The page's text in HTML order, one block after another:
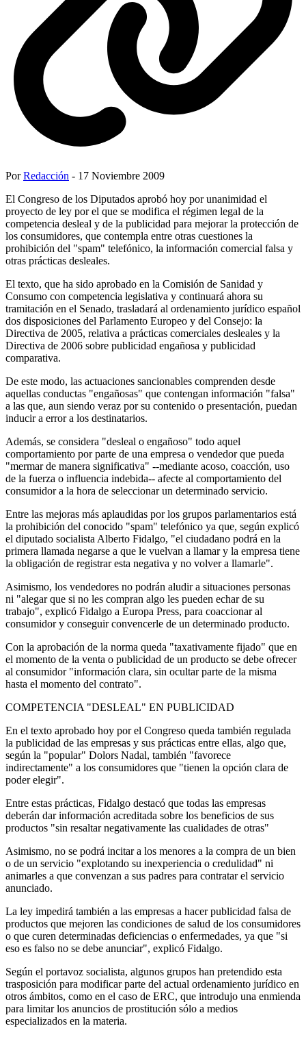
PorRedacción - 17 Noviembre 2009
El Congreso de los Diputados aprobó hoy por unanimidad el
proyecto de ley por el que se modifica el régimen legal de la
competencia desleal y de la publicidad para mejorar la protección de
los consumidores, que contempla entre otras cuestiones la
prohibición del "spam" telefónico, la información comercial falsa y
otras prácticas desleales.
El texto, que ha sido aprobado en la Comisión de Sanidad y
Consumo con competencia legislativa y continuará ahora su
tramitación en el Senado, trasladará al ordenamiento jurídico español
dos disposiciones del Parlamento Europeo y del Consejo: la
Directiva de 2005, relativa a prácticas comerciales desleales y la
Directiva de 2006 sobre publicidad engañosa y publicidad
comparativa.
De este modo, las actuaciones sancionables comprenden desde
aquellas conductas "engañosas" que contengan información "falsa"
a las que, aun siendo veraz por su contenido o presentación, puedan
inducir a error a los destinatarios.
Además, se considera "desleal o engañoso" todo aquel
comportamiento por parte de una empresa o vendedor que pueda
"mermar de manera significativa" --mediante acoso, coacción, uso
de la fuerza o influencia indebida-- afecte al comportamiento del
consumidor a la hora de seleccionar un determinado servicio.
Entre las mejoras más aplaudidas por los grupos parlamentarios está
la prohibición del conocido "spam" telefónico ya que, según explicó
el diputado socialista Alberto Fidalgo, "el ciudadano podrá en la
primera llamada negarse a que le vuelvan a llamar y la empresa tiene
la obligación de registrar esta negativa y no volver a llamarle".
Asimismo, los vendedores no podrán aludir a situaciones personas
ni "alegar que si no les compran algo les pueden echar de su
trabajo", explicó Fidalgo a Europa Press, para coaccionar al
consumidor y conseguir convencerle de un determinado producto.
Con la aprobación de la norma queda "taxativamente fijado" que en
el momento de la venta o publicidad de un producto se debe ofrecer
al consumidor "información clara, sin ocultar parte de la misma
hasta el momento del contrato".
COMPETENCIA "DESLEAL" EN PUBLICIDAD
En el texto aprobado hoy por el Congreso queda también regulada
la publicidad de las empresas y sus prácticas entre ellas, algo que,
según la "popular" Dolors Nadal, también "favorece
indirectamente" a los consumidores que "tienen la opción clara de
poder elegir".
Entre estas prácticas, Fidalgo destacó que todas las empresas
deberán dar información acreditada sobre los beneficios de sus
productos "sin resaltar negativamente las cualidades de otras"
Asimismo, no se podrá incitar a los menores a la compra de un bien
o de un servicio "explotando su inexperiencia o credulidad" ni
animarles a que convenzan a sus padres para contratar el servicio
anunciado.
La ley impedirá también a las empresas a hacer publicidad falsa de
productos que mejoren las condiciones de salud de los consumidores
o que curen determinadas deficiencias o enfermedades, ya que "si
eso es falso no se debe anunciar", explicó Fidalgo.
Según el portavoz socialista, algunos grupos han pretendido esta
trasposición para modificar parte del actual ordenamiento jurídico en
otros ámbitos, como en el caso de ERC, que introdujo una enmienda
para limitar los anuncios de prostitución sólo a medios
especializados en la materia.